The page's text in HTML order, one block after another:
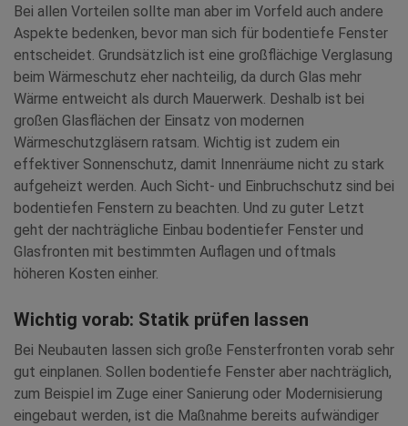
Bei allen Vorteilen sollte man aber im Vorfeld auch andere
Aspekte bedenken, bevor man sich für bodentiefe Fenster
entscheidet. Grundsätzlich ist eine großflächige Verglasung
beim Wärmeschutz eher nachteilig, da durch Glas mehr
Wärme entweicht als durch Mauerwerk. Deshalb ist bei
großen Glasflächen der Einsatz von modernen
Wärmeschutzgläsern ratsam. Wichtig ist zudem ein
effektiver Sonnenschutz, damit Innenräume nicht zu stark
aufgeheizt werden. Auch Sicht- und Einbruchschutz sind bei
bodentiefen Fenstern zu beachten. Und zu guter Letzt
geht der nachträgliche Einbau bodentiefer Fenster und
Glasfronten mit bestimmten Auflagen und oftmals
höheren Kosten einher.
Wichtig vorab: Statik prüfen lassen
Bei Neubauten lassen sich große Fensterfronten vorab sehr
gut einplanen. Sollen bodentiefe Fenster aber nachträglich,
zum Beispiel im Zuge einer Sanierung oder Modernisierung
eingebaut werden, ist die Maßnahme bereits aufwändiger